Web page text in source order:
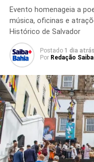
TÓPICOS RELACIONADOS
MERCADO FINANCEIRO
SEFAZ SALVADOR
PRÓXIMO
Bahia reforça
novas viaturas
NÃO PERCA
Mega Feirão Casa
Freitas com
Evento homenageia a
música, oficinas e
Histórico de Salvador
Postado 1 dia atrás
Por Redação